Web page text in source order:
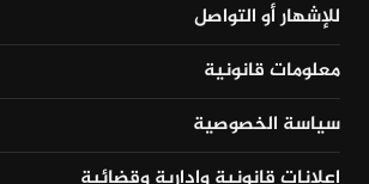
للإشهار أو التواصل
معلومات قانونية
سياسة الخصوصية